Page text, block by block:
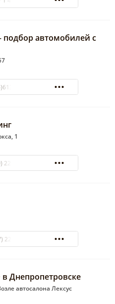
подбор автомобилей с
61-93
1
229-32-36
222 58 11
Днепропетровске
автосалона Лексус